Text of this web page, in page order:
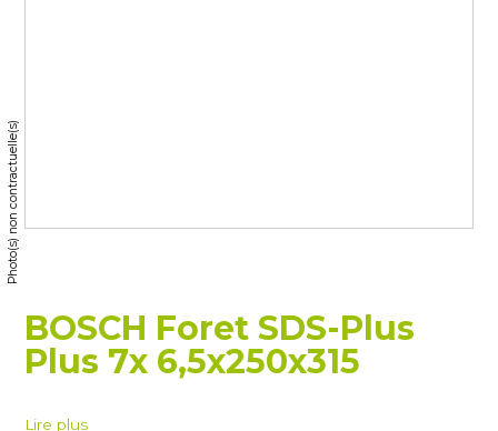
Photo(s) non contractuelle(s)
BOSCH Foret SDS-Plus
Plus 7x 6,5x250x315
Lire plus